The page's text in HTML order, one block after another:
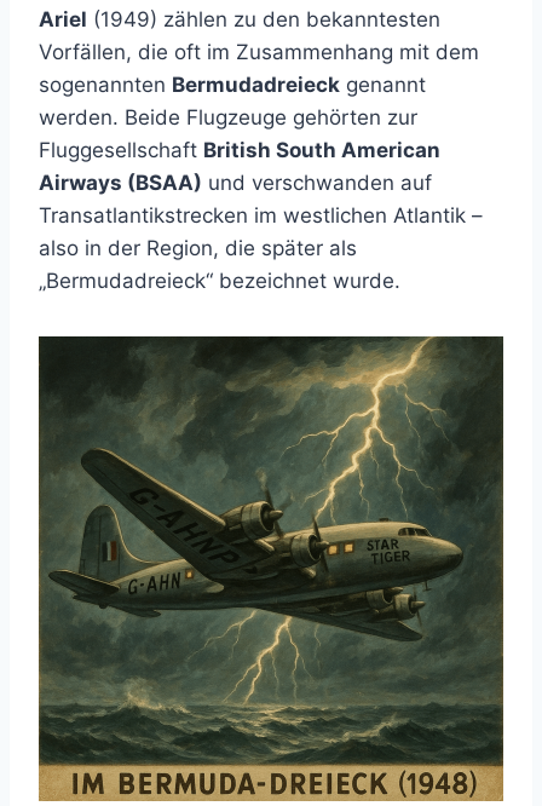
Ariel (1949) zählen zu den bekanntesten
Vorfällen, die oft im Zusammenhang mit dem
sogenannten Bermudadreieck genannt
werden. Beide Flugzeuge gehörten zur
Fluggesellschaft British South American
Airways (BSAA) und verschwanden auf
Transatlantikstrecken im westlichen Atlantik –
also in der Region, die später als
„Bermudadreieck“ bezeichnet wurde.